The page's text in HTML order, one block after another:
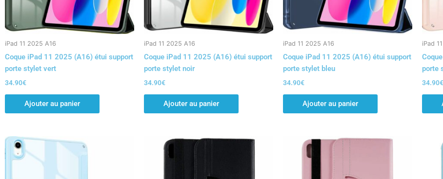
iPad 11 2025 A16
Coque iPad 11 2025 (A16) étui support
porte stylet vert
34.90€
Ajouter au panier
iPad 11 2025 A16
Coque iPad 11 2025 (A16) étui support
porte stylet noir
34.90€
Ajouter au panier
iPad 11 2025 A16
Coque iPad 11 2025 (A16) étui support
porte stylet bleu
34.90€
Ajouter au panier
iPad
porte
34.90€